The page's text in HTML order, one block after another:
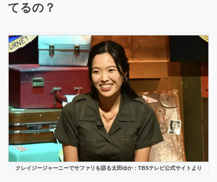
てるの？
クレイジージャーニーでサファリを語る太田ゆか：TBSテレビ公式サイトより